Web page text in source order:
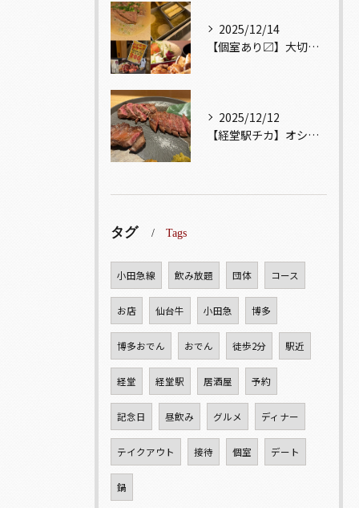
2025/12/14
【個室あり〼】大切な記念日、お祝い事でのご来店ぜひお待ちして...
2025/12/12
【経堂駅チカ】オシャレ居酒屋🏮自慢のお肉が楽しめる🐃お得なコ...
タグ Tags
小田急線 飲み放題 団体 コース
お店 仙台牛 小田急 博多
博多おでん おでん 徒歩2分 駅近
経堂 経堂駅 居酒屋 予約
記念日 昼飲み グルメ ディナー
テイクアウト 接待 個室 デート
鍋